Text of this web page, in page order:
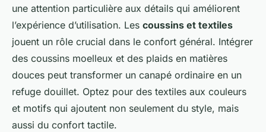
une attention particulière aux détails qui améliorent
l’expérience d’utilisation. Les coussins et textiles
jouent un rôle crucial dans le confort général. Intégrer
des coussins moelleux et des plaids en matières
douces peut transformer un canapé ordinaire en un
refuge douillet. Optez pour des textiles aux couleurs
et motifs qui ajoutent non seulement du style, mais
aussi du confort tactile.